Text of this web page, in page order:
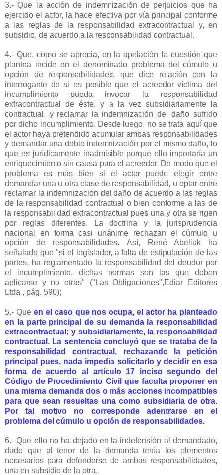
3.- Que la acción de indemnización de perjuicios que ha
ejercido el actor, la hace efectiva por vía principal conforme
a las reglas de la responsabilidad extracontractual y, en
subsidio, de acuerdo a la responsabilidad contractual.
4.- Que, como se aprecia, en la apelación la cuestión que
plantea incide en el denominado problema del cúmulo u
opción de responsabilidades, que dice relación con la
interrogante de si es posible que el acreedor víctima del
incumplimiento pueda invocar la responsabilidad
extracontractual de éste, y a la vez subsidiariamente la
contractual, y reclamar la indemnización del daño sufrido
por dicho incumplimiento. Desde luego, no se trata aquí que
el actor haya pretendido acumular ambas responsabilidades
y demandar una doble indemnización por el mismo daño, lo
que es jurídicamente inadmisible porque ello importaría un
enriquecimiento sin causa para el acreedor. De modo que el
problema es más bien si el actor puede elegir entre
demandar una u otra clase de responsabilidad, u optar entre
reclamar la indemnización del daño de acuerdo a las reglas
de la responsabilidad contractual o bien conforme a las de
la responsabilidad extracontractual pues una y otra se rigen
por reglas diferentes. La doctrina y la jurisprudencia
nacional en forma casi unánime rechazan el cúmulo u
opción de responsabilidades. Así, René Abeliuk ha
señalado que "si el legislador, a falta de estipulación de las
partes, ha reglamentado la responsabilidad del deudor por
el incumplimiento, dichas normas son las que deben
aplicarse y no otras" ("Las Obligaciones",Ediar Editores
Ltda , pág. 590);
5.- Que en el caso que nos ocupa, el actor ha planteado
en la parte principal de su demanda la responsabilidad
extracontractual; y subsidiariamente, la responsabilidad
contractual. La sentencia concluyó que se trataba de la
responsabilidad contractual, rechazando la petición
principal pues, nada impedía solicitarlo y decidir en esa
forma de acuerdo al artículo 17 inciso segundo del
Código de Procedimiento Civil que faculta proponer en
una misma demanda dos o más acciones incompatibles
para que sean resueltas una como subsidiaria de otra.
Por tal motivo no corresponde adentrarse en el
problema del cúmulo u opción de responsabilidades.
6.- Que ello no ha dejado en la indefensión al demandado,
dado que al tenor de la demanda tenía los elementos
necesarios para defenderse de ambas responsabilidades,
una en subsidio de la otra.